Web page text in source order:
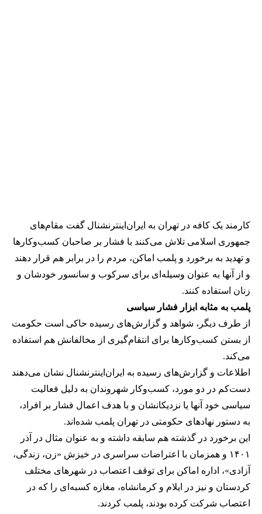
کارمند یک کافه در تهران به ایران‌اینترنشنال گفت مقام‌های
جمهوری اسلامی تلاش می‌کنند با فشار بر صاحبان کسب‌وکارها
و تهدید به برخورد و پلمب اماکن، مردم را در برابر هم قرار دهند
و از آنها به عنوان وسیله‌ای برای سرکوب و سانسور خودشان و
زنان استفاده کنند.
پلمب به مثابه ابزار فشار سیاسی
از طرف دیگر، شواهد و گزارش‌های رسیده حاکی است حکومت
از بستن کسب‌وکارها برای انتقام‌گیری از مخالفانش هم استفاده
می‌کند.
اطلاعات و گزارش‌های رسیده به ایران‌اینترنشنال نشان می‌دهند
دست‌کم در دو مورد، کسب‌وکار شهروندان به دلیل فعالیت
سیاسی خود آنها یا نزدیکانشان و با هدف اعمال فشار بر افراد،
به دستور نهادهای حکومتی در تهران پلمب شده‌اند.
این برخورد در گذشته هم سابقه داشته و به عنوان مثال در آذر
۱۴۰۱ و همزمان با اعتراضات سراسری در خیزش «زن، زندگی،
آزادی»، اداره اماکن برای توقف اعتصاب در شهرهای مختلف
کردستان و نیز در ایلام و کرمانشاه، مغازه کسبه‌ای را که در
اعتصاب شرکت کرده بودند، پلمب کردند.